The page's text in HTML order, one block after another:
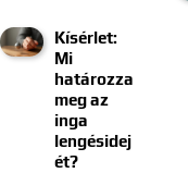
Kísérlet:
Mi
határozza
meg az
inga
lengésidej
ét?